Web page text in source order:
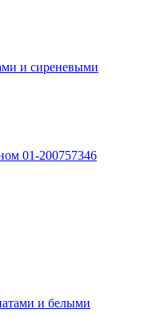
и сиреневыми
01-200757346
и белыми